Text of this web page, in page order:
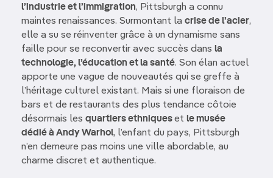
l’industrie et l’immigration, Pittsburgh a connu
maintes renaissances. Surmontant la crise de l’acier,
elle a su se réinventer grâce à un dynamisme sans
faille pour se reconvertir avec succès dans la
technologie, l’éducation et la santé. Son élan actuel
apporte une vague de nouveautés qui se greffe à
l’héritage culturel existant. Mais si une floraison de
bars et de restaurants des plus tendance côtoie
désormais les quartiers ethniqueset le musée
dédié à Andy Warhol, l’enfant du pays, Pittsburgh
n’en demeure pas moins une ville abordable, au
charme discret et authentique.